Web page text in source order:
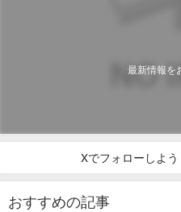
最新情報を
Xでフォローしよう
おすすめの記事